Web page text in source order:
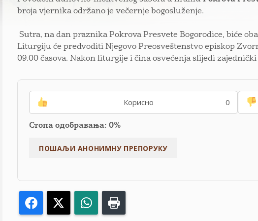
broja vjernika održano je večernje bogosluženje.
Sutra, na dan praznika Pokrova Presvete Bogorodice, biće
Liturgiju će predvoditi Njegovo Preosveštenstvo episkop
09.00 časova. Nakon liturgije i čina osvećenja slijedi
Корисно 0
Стопа одобравања: 0%
Facebook WhatsApp